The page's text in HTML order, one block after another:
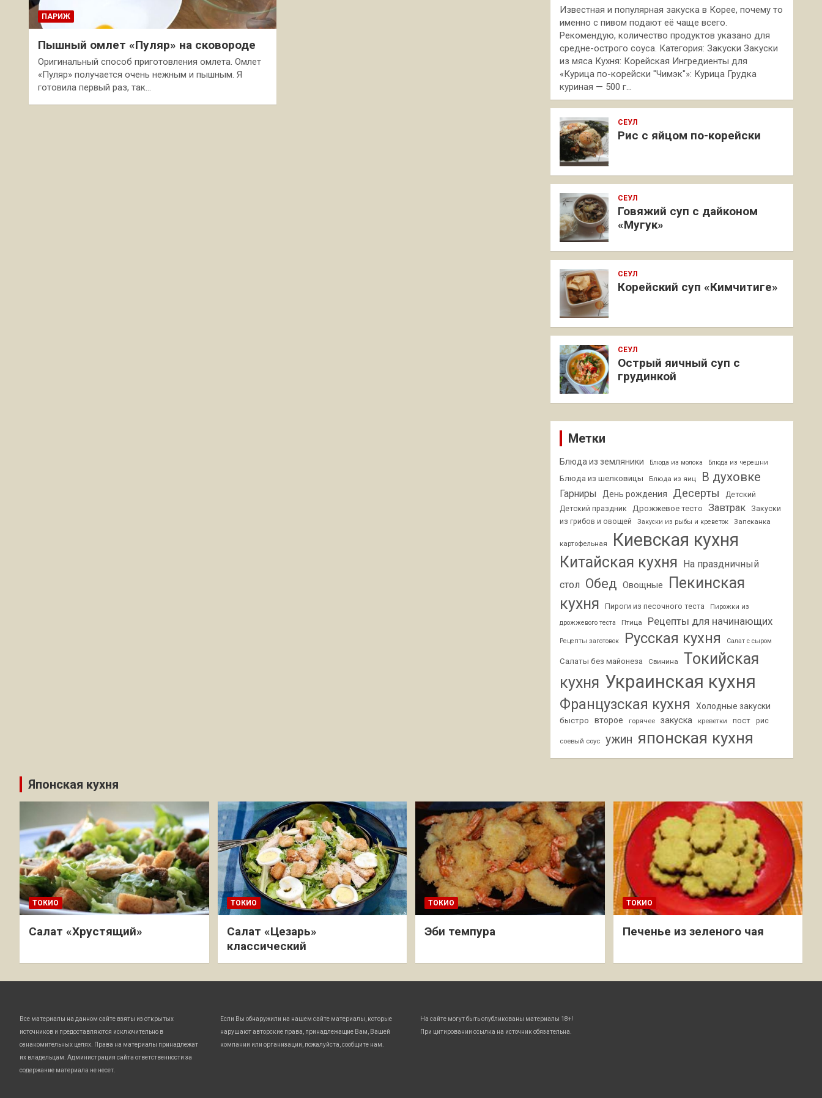
ПАРИЖ
Пышный омлет «Пуляр» на сковороде
Оригинальный способ приготовления омлета. Омлет
«Пуляр» получается очень нежным и пышным. Я
готовила первый раз, так…
Известная и популярная закуска в Корее, почему то
именно с пивом подают её чаще всего.
Рекомендую, количество продуктов указано для
средне-острого соуса. Категория: Закуски Закуски
из мяса Кухня: Корейская Ингредиенты для
«Курица по-корейски "Чимэк"»: Курица Грудка
куриная — 500 г…
СЕУЛ
Рис с яйцом по-корейски
СЕУЛ
Говяжий суп с дайконом
«Мугук»
СЕУЛ
Корейский суп «Кимчитиге»
СЕУЛ
Острый яичный суп с
грудинкой
Метки
Блюда из земляники Блюда из молока Блюда из черешни
Блюда из шелковицы Блюда из яиц В духовке
Гарниры День рождения Десерты
Детский
Детский праздник
Дрожжевое тесто Завтрак
Закуски
из грибов и овощей
Закуски из рыбы и креветок Запеканка
картофельная Киевская кухня
Китайская кухня На праздничный
стол Обед Овощные
Пекинская
кухня
Пироги из песочного теста
Пирожки из
дрожжевого теста
Птица Рецепты для начинающих
Рецепты заготовок Русская кухня Салат с сыром
Салаты без майонеза Свинина
Токийская
кухня Украинская кухня
Французская кухня Холодные закуски
быстро второе горячее закуска креветки пост рис
соевый соус ужин японская кухня
Японская кухня
ТОКИО
Салат «Хрустящий»
ТОКИО
Салат «Цезарь»
классический
ТОКИО
Эби темпура
ТОКИО
Печенье из зеленого чая
Все материалы на данном сайте взяты из открытых
источников и предоставляются исключительно в
ознакомительных целях. Права на материалы принадлежат
их владельцам. Администрация сайта ответственности за
содержание материала не несет.
Если Вы обнаружили на нашем сайте материалы, которые
нарушают авторские права, принадлежащие Вам, Вашей
компании или организации, пожалуйста, сообщите нам.
На сайте могут быть опубликованы материалы 18+!
При цитировании ссылка на источник обязательна.